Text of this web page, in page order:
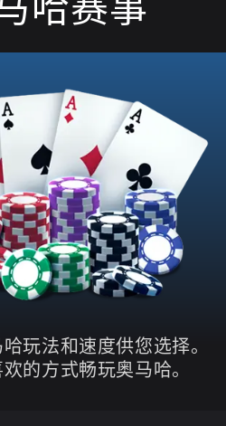
玩法和速度供您选择。
的方式畅玩奥马哈。